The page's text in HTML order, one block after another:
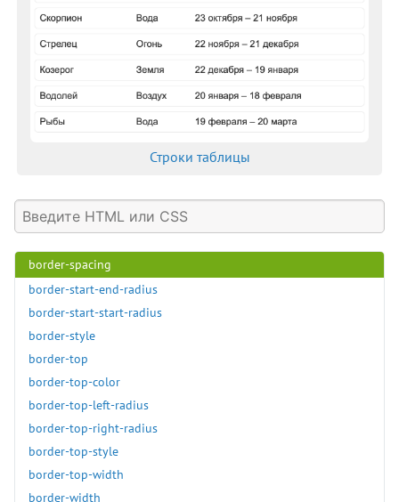
Строки таблицы
border-left
border-left-color
border-left-style
border-left-width
border-right-style
border-spacing
border-start-end-radius
border-start-start-radius
border-style
border-top
border-top-color
border-top-left-radius
border-top-right-radius
border-top-style
border-top-width
border-width